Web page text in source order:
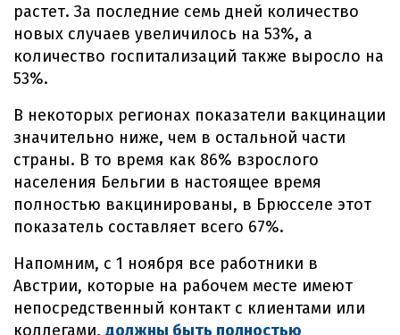
растет. За последние семь дней количество
новых случаев увеличилось на 53%, а
количество госпитализаций также выросло на
53%.
В некоторых регионах показатели вакцинации
значительно ниже, чем в остальной части
страны. В то время как 86% взрослого
населения Бельгии в настоящее время
полностью вакцинированы, в Брюсселе этот
показатель составляет всего 67%.
Напомним, с 1 ноября все работники в
Австрии, которые на рабочем месте имеют
непосредственный контакт с клиентами или
коллегами, должны быть полностью